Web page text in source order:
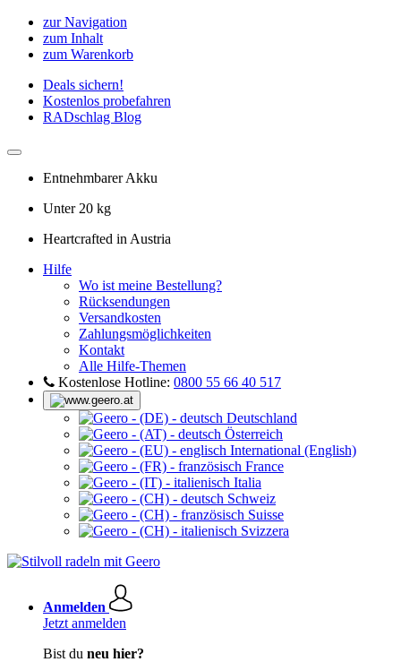
zur Navigation
zum Inhalt
zum Warenkorb
Deals sichern!
Kostenlos probefahren
RADschlag Blog
Entnehmbarer Akku
Unter 20 kg
Heartcrafted in Austria
Hilfe
Wo ist meine Bestellung?
Rücksendungen
Versandkosten
Zahlungsmöglichkeiten
Kontakt
Alle Hilfe-Themen
Kostenlose Hotline: 0800 55 66 40 517
Deutschland
Österreich
International (English)
France
Italia
Schweiz
Suisse
Svizzera
Anmelden
Jetzt anmelden
Bist du neu hier?